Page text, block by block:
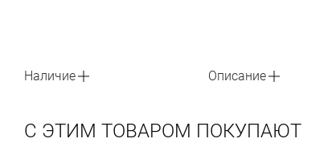
Наличие Описание
С ЭТИМ ТОВАРОМ ПОКУПАЮТ